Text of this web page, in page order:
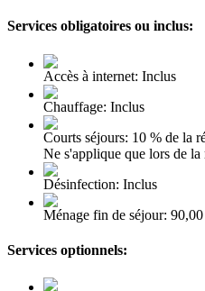
Services obligatoires ou inclus:
Accès à internet: Inclus
Chauffage: Inclus
Courts séjours: 10 % de la
Ne s'applique que lors de
Désinfection: Inclus
Ménage fin de séjour:
Services optionnels: